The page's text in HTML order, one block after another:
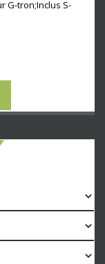
G-tron;Inclus S-